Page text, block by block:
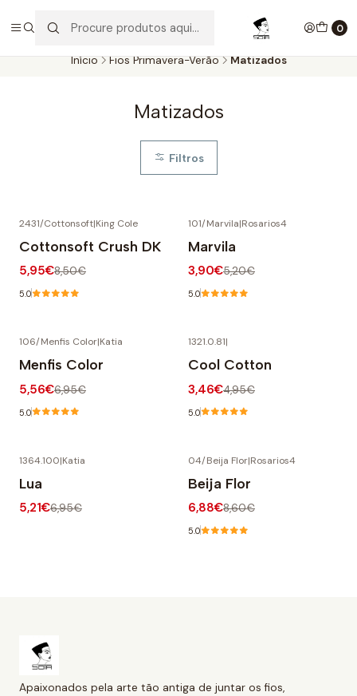
0
Aproveite as entregas grátis para todas as encomendas
superiores a 60€. Faça as suas compras e economize!
Início Fios Primavera-Verão Matizados
Matizados
Filtros
2431/Cottonsoft|King Cole
Cottonsoft Crush DK
5,95€8,50€
5.0
101/Marvila|Rosarios4
Marvila
3,90€5,20€
5.0
106/Menfis Color|Katia
Menfis Color
5,56€6,95€
5.0
1321.0.81|
Cool Cotton
3,46€4,95€
5.0
1364.100|Katia
Lua
5,21€6,95€
04/Beija Flor|Rosarios4
Beija Flor
6,88€8,60€
5.0
Apaixonados pela arte tão antiga de juntar os fios,